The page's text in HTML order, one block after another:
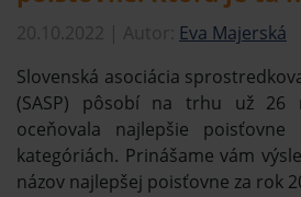
20.10.2022 | Autor: Eva Majerská
Slovenská asociácia
(SASP) pôsobí na trhu už
oceňovala najlepšie
kategóriách. Prinášame vám
názov najlepšej poisťovne za rok